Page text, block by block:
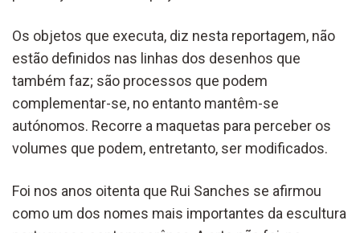
Os objetos que executa, diz nesta reportagem, não
estão definidos nas linhas dos desenhos que
também faz; são processos que podem
complementar-se, no entanto mantêm-se
autónomos. Recorre a maquetas para perceber os
volumes que podem, entretanto, ser modificados.
Foi nos anos oitenta que Rui Sanches se afirmou
como um dos nomes mais importantes da escultura